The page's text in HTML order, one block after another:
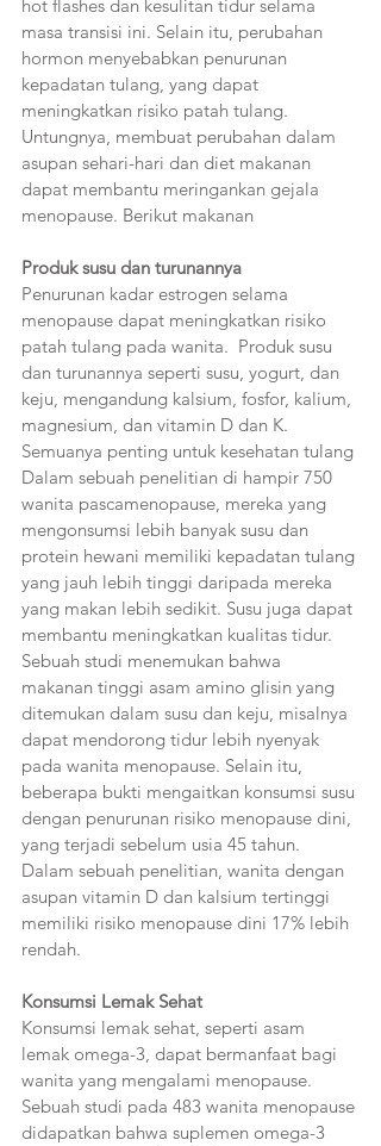
hot flashes dan kesulitan tidur selama
masa transisi ini. Selain itu, perubahan
hormon menyebabkan penurunan
kepadatan tulang, yang dapat
meningkatkan risiko patah tulang.
Untungnya, membuat perubahan dalam
asupan sehari-hari dan diet makanan
dapat membantu meringankan gejala
menopause. Berikut makanan
Produk susu dan turunannya
Penurunan kadar estrogen selama
menopause dapat meningkatkan risiko
patah tulang pada wanita.  Produk susu
dan turunannya seperti susu, yogurt, dan
keju, mengandung kalsium, fosfor, kalium,
magnesium, dan vitamin D dan K.
Semuanya penting untuk kesehatan tulang
Dalam sebuah penelitian di hampir 750
wanita pascamenopause, mereka yang
mengonsumsi lebih banyak susu dan
protein hewani memiliki kepadatan tulang
yang jauh lebih tinggi daripada mereka
yang makan lebih sedikit. Susu juga dapat
membantu meningkatkan kualitas tidur.
Sebuah studi menemukan bahwa
makanan tinggi asam amino glisin yang
ditemukan dalam susu dan keju, misalnya
dapat mendorong tidur lebih nyenyak
pada wanita menopause. Selain itu,
beberapa bukti mengaitkan konsumsi susu
dengan penurunan risiko menopause dini,
yang terjadi sebelum usia 45 tahun.
Dalam sebuah penelitian, wanita dengan
asupan vitamin D dan kalsium tertinggi
memiliki risiko menopause dini 17% lebih
rendah.
Konsumsi Lemak Sehat
Konsumsi lemak sehat, seperti asam
lemak omega-3, dapat bermanfaat bagi
wanita yang mengalami menopause.
Sebuah studi pada 483 wanita menopause
didapatkan bahwa suplemen omega-3